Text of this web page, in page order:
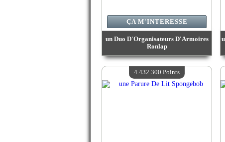
un Duo D'Organisateurs D'Armoires
Ronlap
Valeur :4 502 400 Points
Quantité Disponible :4
ÇA M'INTERESSE
4.432.300 Points